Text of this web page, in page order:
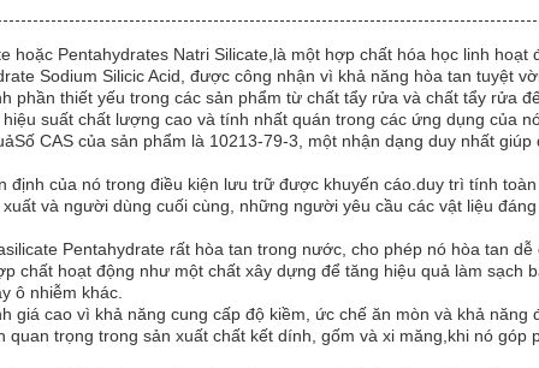
hoặc Pentahydrates Natri Silicate,là một hợp chất hóa học linh
Sodium Silicic Acid, được công nhận vì khả năng hòa tan tuyệt
thiết yếu trong các sản phẩm từ chất tẩy rửa và chất tẩy rửa
suất chất lượng cao và tính nhất quán trong các ứng dụng của
CAS của sản phẩm là 10213-79-3, một nhận dạng duy nhất
của nó trong điều kiện lưu trữ được khuyến cáo.duy trì tính
và người dùng cuối cùng, những người yêu cầu các vật liệu
Pentahydrate rất hòa tan trong nước, cho phép nó hòa tan
chất hoạt động như một chất xây dựng để tăng hiệu quả làm sạch
ô nhiễm khác.
giá cao vì khả năng cung cấp độ kiềm, ức chế ăn mòn và khả
trọng trong sản xuất chất kết dính, gốm và xi măng,khi nó góp